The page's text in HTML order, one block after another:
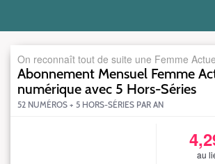
On reconnaît tout de suite une Femme
Abonnement Mensuel Femme
numérique avec 5 Hors-Séries
52 NUMÉROS + 5 HORS-SÉRIES PAR AN
au